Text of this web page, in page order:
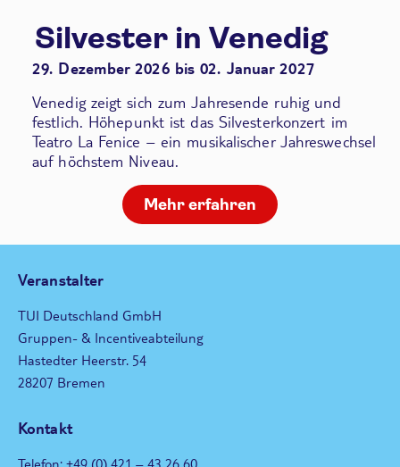
Silvester in Venedig
29. Dezember 2026 bis 02. Januar 2027
Venedig zeigt sich zum Jahresende ruhig und
festlich. Höhepunkt ist das Silvesterkonzert im
Teatro La Fenice – ein musikalischer Jahreswechsel
auf höchstem Niveau.
Mehr erfahren
Veranstalter
TUI Deutschland GmbH
Gruppen- & Incentiveabteilung
Hastedter Heerstr. 54
28207 Bremen
Kontakt
Telefon: +49 (0) 421 – 43 26 60